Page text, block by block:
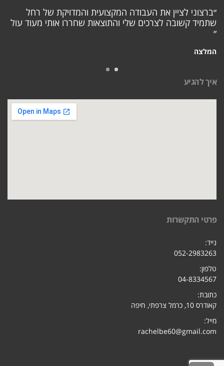
״ברצוני לציין את העבודה המקצועית והמדויקת של רחל
שתמיד קשובה לצרכים שלי והתוצאות שחררו אותי מעוד עול
״
המלצה
איך להגיע
פרטי התקשרות
נייד:
052-2983263
טלפון:
04-8334567
כתובת:
קאודרס 10, כרמל צרפתי, חיפ
ה
מייל:
rachelbe60@gmail.com